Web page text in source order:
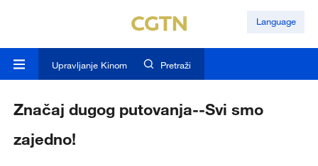
Language
Upravljanje Kinom Pretraži
Značaj dugog putovanja--Svi smo
zajedno!